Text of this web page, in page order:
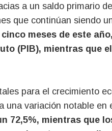
a un saldo primario
que continúan siendo
meses de este
(PIB), mientras que
para el crecimiento
una variación notable
72,5%, mientras que